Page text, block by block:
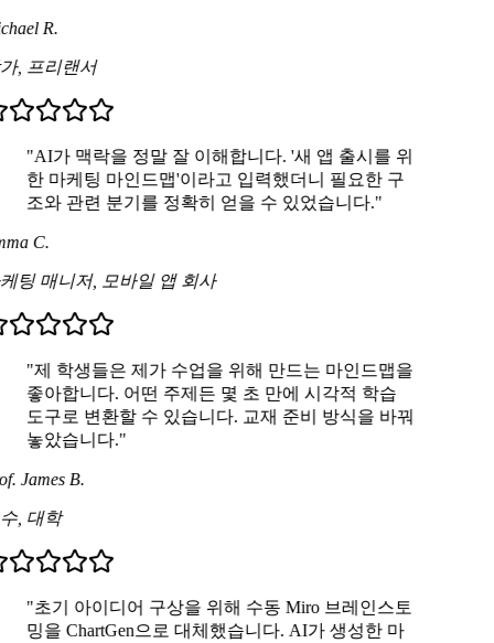
R.
, 프리랜서
"AI가 맥락을 정말 잘 이해합니다. '새 앱 출시를 위
한 마케팅 마인드맵'이라고 입력했더니 필요한 구
조와 관련 분기를 정확히 얻을 수 있었습니다."
C.
팅 매니저, 모바일 앱 회사
"제 학생들은 제가 수업을 위해 만드는 마인드맵을
좋아합니다. 어떤 주제든 몇 초 만에 시각적 학습
도구로 변환할 수 있습니다. 교재 준비 방식을 바꿔
놓았습니다."
James B.
, 대학
"초기 아이디어 구상을 위해 수동 Miro 브레인스토
밍을 ChartGen으로 대체했습니다. AI가 생성한 마